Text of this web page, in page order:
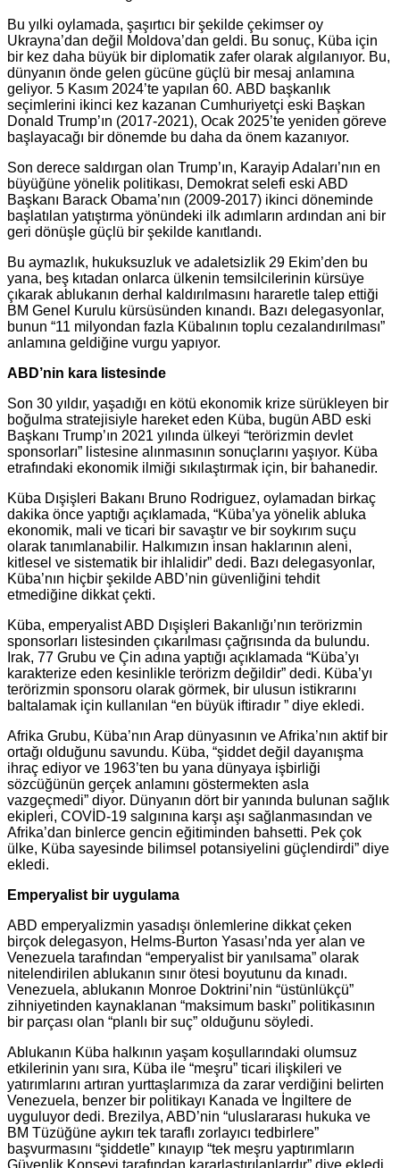
Bu yılki oylamada, şaşırtıcı bir şekilde çekimser oy
Ukrayna’dan değil Moldova’dan geldi. Bu sonuç, Küba için
bir kez daha büyük bir diplomatik zafer olarak algılanıyor. Bu,
dünyanın önde gelen gücüne güçlü bir mesaj anlamına
geliyor. 5 Kasım 2024’te yapılan 60. ABD başkanlık
seçimlerini ikinci kez kazanan Cumhuriyetçi eski Başkan
Donald Trump’ın (2017-2021), Ocak 2025’te yeniden göreve
başlayacağı bir dönemde bu daha da önem kazanıyor.
Son derece saldırgan olan Trump’ın, Karayip Adaları’nın en
büyüğüne yönelik politikası, Demokrat selefi eski ABD
Başkanı Barack Obama’nın (2009-2017) ikinci döneminde
başlatılan yatıştırma yönündeki ilk adımların ardından ani bir
geri dönüşle güçlü bir şekilde kanıtlandı.
Bu aymazlık, hukuksuzluk ve adaletsizlik 29 Ekim’den bu
yana, beş kıtadan onlarca ülkenin temsilcilerinin kürsüye
çıkarak ablukanın derhal kaldırılmasını hararetle talep ettiği
BM Genel Kurulu kürsüsünden kınandı. Bazı delegasyonlar,
bunun “11 milyondan fazla Kübalının toplu cezalandırılması”
anlamına geldiğine vurgu yapıyor.
ABD’nin kara listesinde
Son 30 yıldır, yaşadığı en kötü ekonomik krize sürükleyen bir
boğulma stratejisiyle hareket eden Küba, bugün ABD eski
Başkanı Trump’ın 2021 yılında ülkeyi “terörizmin devlet
sponsorları” listesine alınmasının sonuçlarını yaşıyor. Küba
etrafındaki ekonomik ilmiği sıkılaştırmak için, bir bahanedir.
Küba Dışişleri Bakanı Bruno Rodriguez, oylamadan birkaç
dakika önce yaptığı açıklamada, “Küba’ya yönelik abluka
ekonomik, mali ve ticari bir savaştır ve bir soykırım suçu
olarak tanımlanabilir. Halkımızın insan haklarının aleni,
kitlesel ve sistematik bir ihlalidir” dedi. Bazı delegasyonlar,
Küba’nın hiçbir şekilde ABD’nin güvenliğini tehdit
etmediğine dikkat çekti.
Küba, emperyalist ABD Dışişleri Bakanlığı’nın terörizmin
sponsorları listesinden çıkarılması çağrısında da bulundu.
Irak, 77 Grubu ve Çin adına yaptığı açıklamada “Küba’yı
karakterize eden kesinlikle terörizm değildir” dedi. Küba’yı
terörizmin sponsoru olarak görmek, bir ulusun istikrarını
baltalamak için kullanılan “en büyük iftiradır ” diye ekledi.
Afrika Grubu, Küba’nın Arap dünyasının ve Afrika’nın aktif bir
ortağı olduğunu savundu. Küba, “şiddet değil dayanışma
ihraç ediyor ve 1963’ten bu yana dünyaya işbirliği
sözcüğünün gerçek anlamını göstermekten asla
vazgeçmedi” diyor. Dünyanın dört bir yanında bulunan sağlık
ekipleri, COVİD-19 salgınına karşı aşı sağlanmasından ve
Afrika’dan binlerce gencin eğitiminden bahsetti. Pek çok
ülke, Küba sayesinde bilimsel potansiyelini güçlendirdi” diye
ekledi.
Emperyalist bir uygulama
ABD emperyalizmin yasadışı önlemlerine dikkat çeken
birçok delegasyon, Helms-Burton Yasası’nda yer alan ve
Venezuela tarafından “emperyalist bir yanılsama” olarak
nitelendirilen ablukanın sınır ötesi boyutunu da kınadı.
Venezuela, ablukanın Monroe Doktrini’nin “üstünlükçü”
zihniyetinden kaynaklanan “maksimum baskı” politikasının
bir parçası olan “planlı bir suç” olduğunu söyledi.
Ablukanın Küba halkının yaşam koşullarındaki olumsuz
etkilerinin yanı sıra, Küba ile “meşru” ticari ilişkileri ve
yatırımlarını artıran yurttaşlarımıza da zarar verdiğini belirten
Venezuela, benzer bir politikayı Kanada ve İngiltere de
uyguluyor dedi. Brezilya, ABD’nin “uluslararası hukuka ve
BM Tüzüğüne aykırı tek taraflı zorlayıcı tedbirlere”
başvurmasını “şiddetle” kınayıp “tek meşru yaptırımların
Güvenlik Konseyi tarafından kararlaştırılanlardır” diye ekledi.